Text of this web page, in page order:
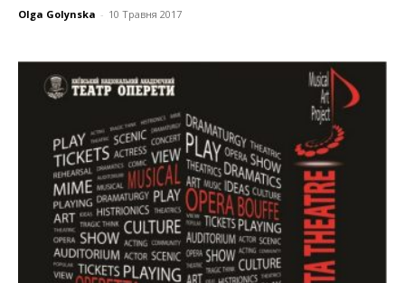
Olga Golynska - 10 Травня 2017